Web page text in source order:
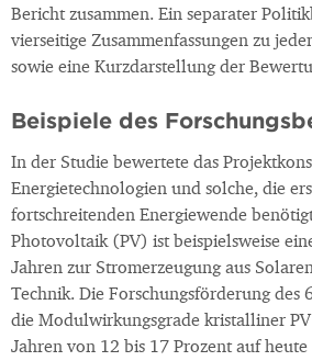
Bericht zusammen. Ein separater
vierseitige Zusammenfassungen zu
sowie eine Kurzdarstellung der
Beispiele des
In der Studie bewertete das
Energietechnologien und solche, die
fortschreitenden Energiewende
Photovoltaik (PV) ist beispielsweise
Jahren zur Stromerzeugung aus
Technik. Die Forschungsförderung des
die Modulwirkungsgrade kristalliner
Jahren von 12 bis 17 Prozent auf